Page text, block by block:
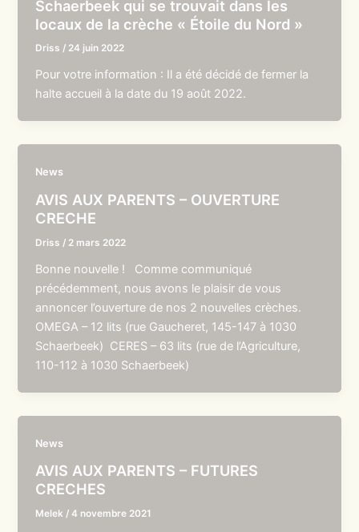
Schaerbeek qui se trouvait dans les
locaux de la crèche « Étoile du Nord »
Driss / 24 juin 2022
Pour votre information : Il a été décidé de fermer la
halte accueil à la date du 19 août 2022.
News
AVIS AUX PARENTS – OUVERTURE
CRECHE
Driss / 2 mars 2022
Bonne nouvelle ! Comme communiqué
précédemment, nous avons le plaisir de vous
annoncer l’ouverture de nos 2 nouvelles crèches.
OMEGA – 12 lits (rue Gaucheret, 145-147 à 1030
Schaerbeek) CERES – 63 lits (rue de l’Agriculture,
110-112 à 1030 Schaerbeek)
News
AVIS AUX PARENTS – FUTURES
CRECHES
Melek /4 novembre 2021